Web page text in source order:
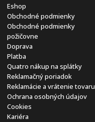
Eshop
Obchodné podmienky
Obchodné podmienky
požičovne
Doprava
Platba
Quatro nákup na splátky
Reklamačný poriadok
Reklamácie a vrátenie tovaru
Ochrana osobných údajov
Cookies
Kariéra